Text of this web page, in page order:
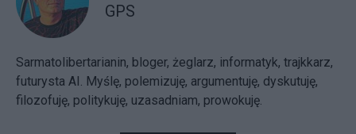
GPS
Sarmatolibertarianin, bloger, żeglarz, informatyk, trajkkarz,
futurysta AI. Myślę, polemizuję, argumentuję, dyskutuję,
filozofuję, politykuję, uzasadniam, prowokuję.